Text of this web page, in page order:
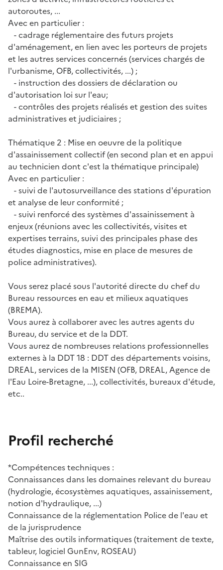
autoroutes, ...
Avec en particulier :
- cadrage réglementaire des futurs projets
d'aménagement, en lien avec les porteurs de projets
et les autres services concernés (services chargés de
l'urbanisme, OFB, collectivités, ...) ;
- instruction des dossiers de déclaration ou
d'autorisation loi sur l'eau;
- contrôles des projets réalisés et gestion des suites
administratives et judiciaires ;
Thématique 2 : Mise en oeuvre de la politique
d'assainissement collectif (en second plan et en appui
au technicien dont c'est la thématique principale)
Avec en particulier :
- suivi de l'autosurveillance des stations d'épuration
et analyse de leur conformité ;
- suivi renforcé des systèmes d'assainissement à
enjeux (réunions avec les collectivités, visites et
expertises terrains, suivi des principales phase des
études diagnostics, mise en place de mesures de
police administratives).
Vous serez placé sous l'autorité directe du chef du
Bureau ressources en eau et milieux aquatiques
(BREMA).
Vous aurez à collaborer avec les autres agents du
Bureau, du service et de la DDT.
Vous aurez de nombreuses relations professionnelles
externes à la DDT 18 : DDT des départements voisins,
DREAL, services de la MISEN (OFB, DREAL, Agence de
l'Eau Loire-Bretagne, ...), collectivités, bureaux d'étude,
etc..
Profil recherché
*Compétences techniques :
Connaissances dans les domaines relevant du bureau
(hydrologie, écosystèmes aquatiques, assainissement,
notion d'hydraulique, ...)
Connaissance de la réglementation Police de l'eau et
de la jurisprudence
Maîtrise des outils informatiques (traitement de texte,
tableur, logiciel GunEnv, ROSEAU)
Connaissance en SIG